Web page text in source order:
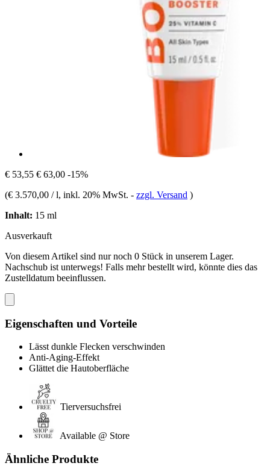
€ 53,55 € 63,00 -15%
(€ 3.570,00 / l, inkl. 20% MwSt. - zzgl. Versand )
Inhalt: 15 ml
Ausverkauft
Von diesem Artikel sind nur noch 0 Stück in unserem Lager.
Nachschub ist unterwegs! Falls mehr bestellt wird, könnte dies das
Zustelldatum beeinflussen.
Eigenschaften und Vorteile
Lässt dunkle Flecken verschwinden
Anti-Aging-Effekt
Glättet die Hautoberfläche
Tierversuchsfrei
Available @ Store
Ähnliche Produkte